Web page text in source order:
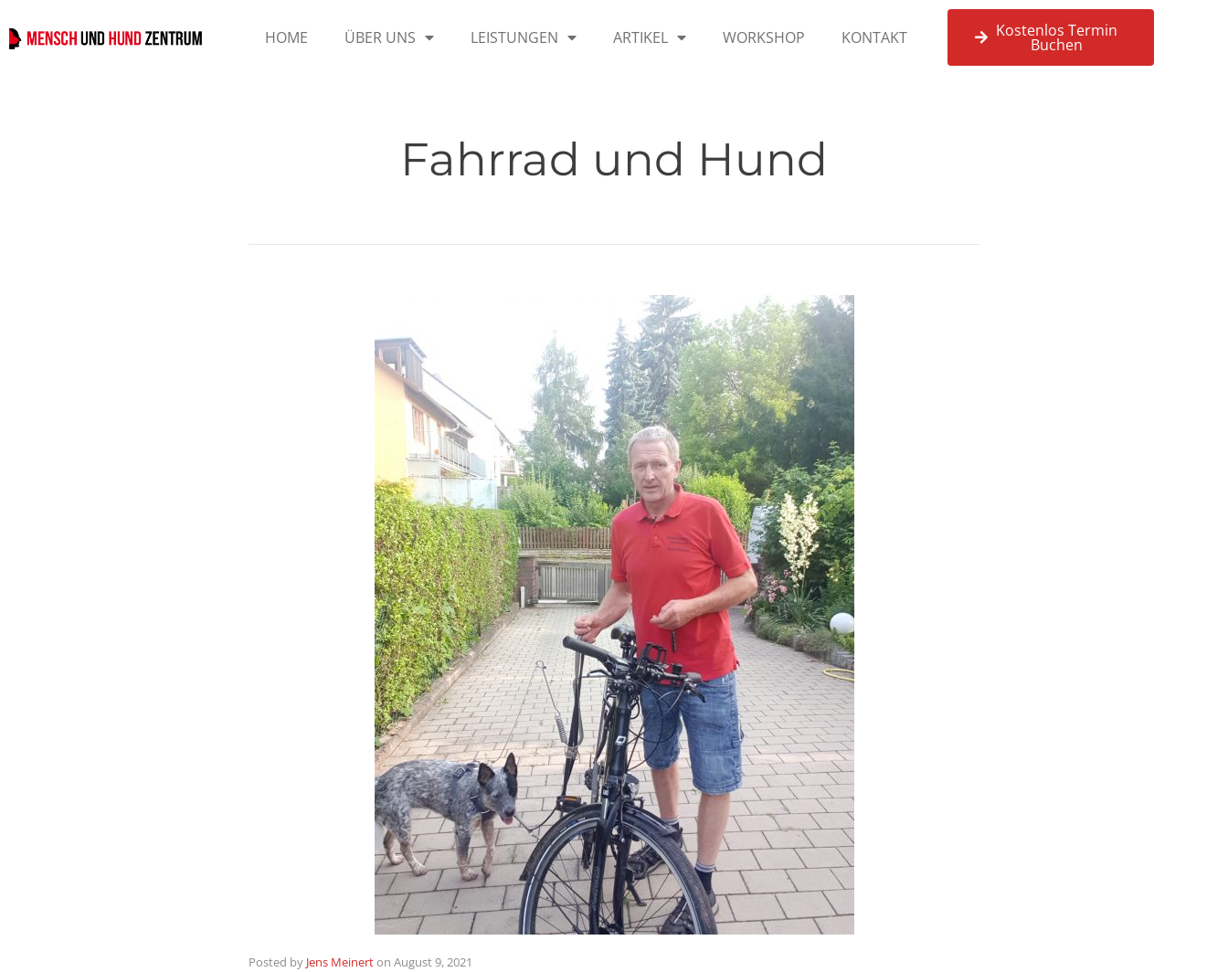
HOME ÜBER UNS LEISTUNGEN ARTIKEL WORKSHOP KONTAKT Kostenlos Termin
Buchen
Fahrrad und Hund
Posted by Jens Meinerton August 9, 2021